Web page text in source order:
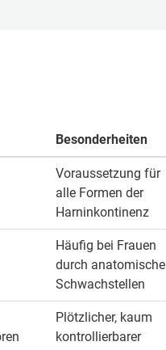
Besonderheiten
Voraussetzung für
alle Formen der
Harninkontinenz
Häufig bei Frauen
durch anatomische
Schwachstellen
Plötzlicher, kaum
kontrollierbarer